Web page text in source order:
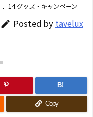
, 14.グッズ・キャンペーン
 Posted by tavelux
B!
Copy